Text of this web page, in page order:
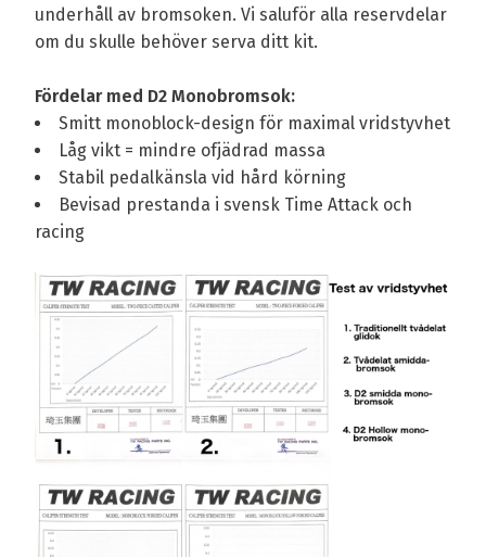
underhåll av bromsoken. Vi saluför alla reservdelar
om du skulle behöver serva ditt kit.
Fördelar med D2 Monobromsok:
Smitt monoblock-design för maximal vridstyvhet
Låg vikt = mindre ofjädrad massa
Stabil pedalkänsla vid hård körning
Bevisad prestanda i svensk Time Attack och
racing